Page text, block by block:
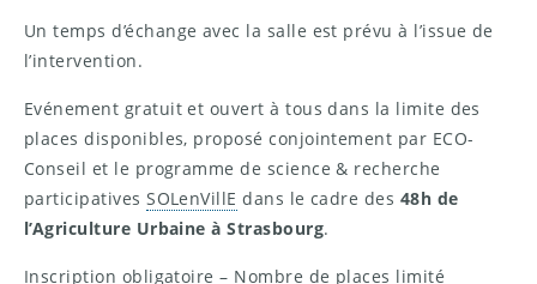
Un temps d’échange avec la salle est prévu à l’issue de
l’intervention.
Evénement gratuit et ouvert à tous dans la limite des
places disponibles, proposé conjointement par ECO-
Conseil et le programme de science & recherche
participativesSOLenVillE dans le cadre des 48h de
l’Agriculture Urbaine à Strasbourg.
Inscription obligatoire– Nombre de places limité